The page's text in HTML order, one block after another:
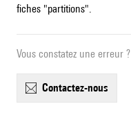
fiches "partitions".
Vous constatez une erreur ?
contactez-nous